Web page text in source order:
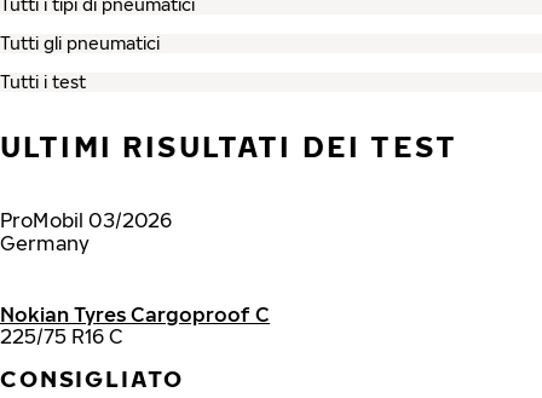
ULTIMI RISULTATI DEI TEST
ProMobil 03/2026
Germany
Nokian Tyres Cargoproof C
225/75 R16 C
CONSIGLIATO